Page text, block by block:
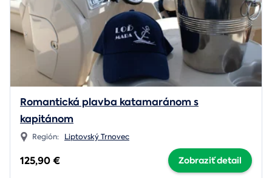
Romantická plavba katamaránom s
kapitánom
Región: Liptovský Trnovec
125,90 € Zobraziť detail